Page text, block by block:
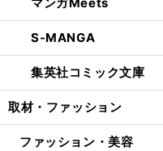
S-MANGA
集英社コミック文庫
取材・ファッション
ファッション・美容